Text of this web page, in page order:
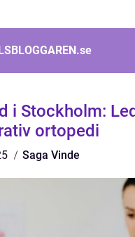
se
i Stockholm:
ortopedi
Saga Vinde